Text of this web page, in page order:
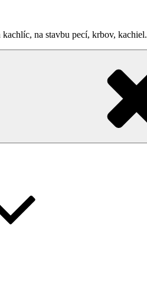
na stavbu pecí, krbov, kachiel.